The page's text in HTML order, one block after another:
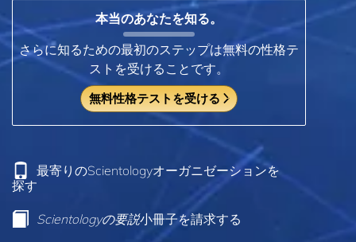
本当のあなたを知る。
さらに知るための最初のステップは無料の性格テ
ストを受けることです。
無料性格テストを受ける
最寄りのScientologyオーガニゼーションを
探す
Scientologyの要説小冊子を請求する